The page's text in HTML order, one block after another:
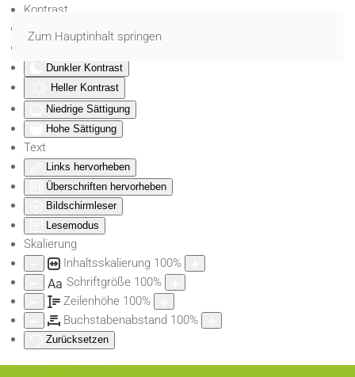
Kontrast
Farben umkehren
Dunkler Kontrast
Heller Kontrast
Niedrige Sättigung
Hohe Sättigung
Text
Links hervorheben
Überschriften hervorheben
Bildschirmleser
Lesemodus
Skalierung
Inhaltsskalierung 100%
Aa Schriftgröße 100%
Zeilenhöhe 100%
Buchstabenabstand 100%
Zurücksetzen
Zum Hauptinhalt springen